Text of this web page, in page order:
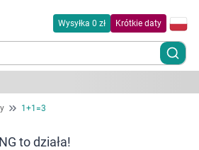
Wysyłka 0 zł Krótkie daty
1+1=3
to działa!